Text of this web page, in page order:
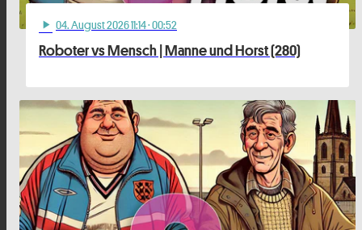
play_arrow 04. August 2026 11:14· 00:52
Roboter vs Mensch | Manne und Horst (280)